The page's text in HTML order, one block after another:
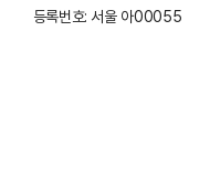
등록번호: 서울 아00055